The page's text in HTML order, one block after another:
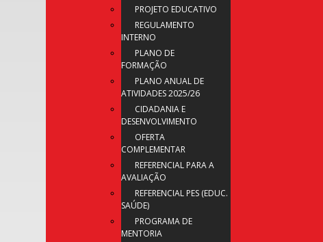
PROJETO EDUCATIVO
REGULAMENTO
INTERNO
PLANO DE
FORMAÇÃO
PLANO ANUAL DE
ATIVIDADES 2025/26
CIDADANIA E
DESENVOLVIMENTO
OFERTA
COMPLEMENTAR
REFERENCIAL PARA A
AVALIAÇÃO
REFERENCIAL PES (EDUC.
SAÚDE)
PROGRAMA DE
MENTORIA